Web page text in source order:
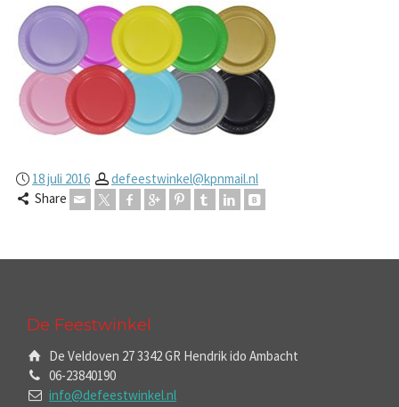
18 juli 2016
defeestwinkel@kpnmail.nl
Share
De Feestwinkel
De Veldoven 27 3342 GR Hendrik ido Ambacht
06-23840190
info@defeestwinkel.nl